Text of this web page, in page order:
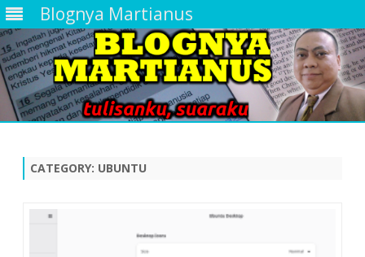
Blognya Martianus
CATEGORY: UBUNTU